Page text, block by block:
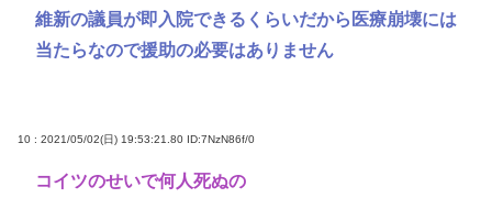
維新の議員が即入院できるくらいだから医療崩壊には
当たらなので援助の必要はありません
10 : 2021/05/02(日) 19:53:21.80 ID:7NzN86f/0
コイツのせいで何人死ぬの